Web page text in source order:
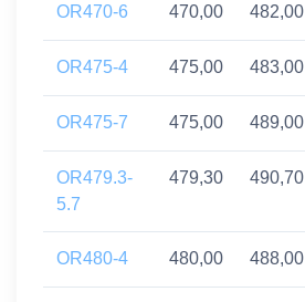
OR470-6 470,00 482,00
OR475-4 475,00 483,00
OR475-7 475,00 489,00
OR479.3-
5.7
479,30 490,70
OR480-4 480,00 488,00